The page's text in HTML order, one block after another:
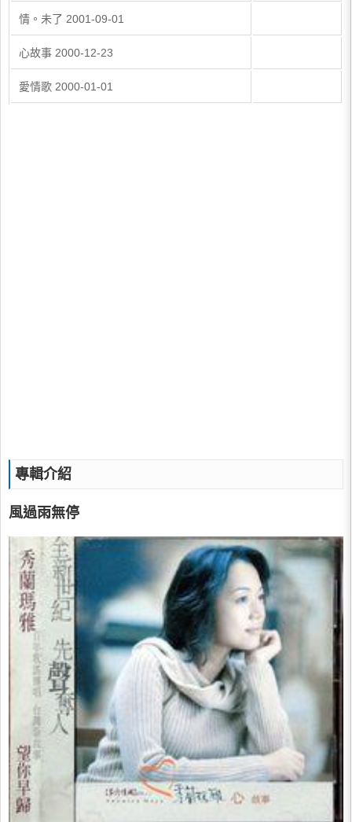
情。未了 2001-09-01
心故事 2000-12-23
愛情歌 2000-01-01
專輯介紹
風過雨無停